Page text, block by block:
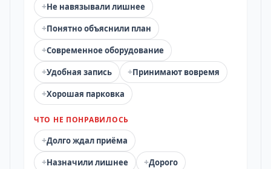
+Не навязывали лишнее
+Понятно объяснили план
+Современное оборудование
+Удобная запись +Принимают вовремя
+Хорошая парковка
ЧТО НЕ ПОНРАВИЛОСЬ
+Долго ждал приёма
+Назначили лишнее +Дорого